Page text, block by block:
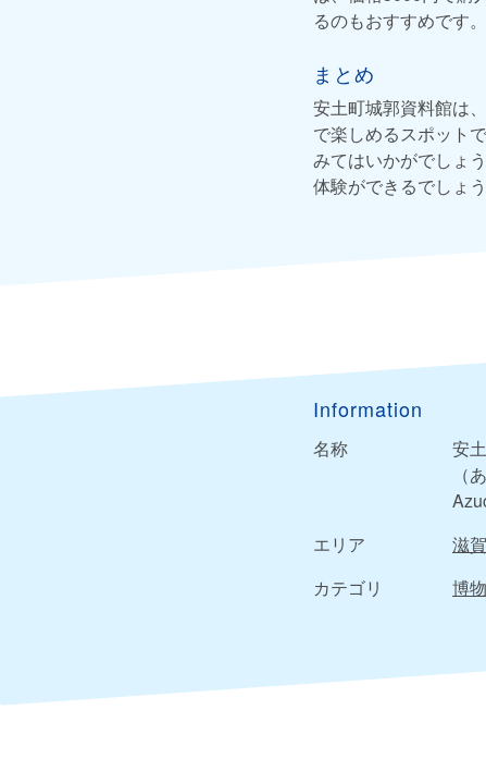
るのもおすすめです
まとめ
安土町城郭資料館は
で楽しめるスポット
みてはいかがでしょ
体験ができるでしょ
Information
名称
安
（
エリア
滋
カテゴリ
博